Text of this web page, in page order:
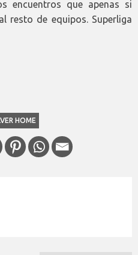
encuentros que apenas si
resto de equipos. Superliga
HOME